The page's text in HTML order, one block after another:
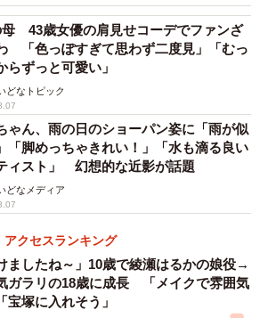
ル
年6月26日生まれ。東京都出身。蟹
続ドラマ初出演となったドラマ
一人に抜擢。「鎌倉殿の13人」(2022
月主演ドラマ「さらば、佳き日」
に。アパレルブランド「ForWe」の
ーという一面も。2024年は映画「身
公開)など待機作が多数控えていま
母 43歳女優の肩見せコーデでファンざ
「色っぽすぎて思わず二度見」「むっ
らずっと可愛い」
どなトピック
ゃん、雨の日のショーパン姿に「雨が似
「脚めっちゃきれい！」「水も滴る良い
ィスト」 幻想的な近影が話題
どなメディア
アクセスランキング
ましたね～」10歳で綾瀬はるかの娘役→
ガラリの18歳に成長 「メイクで雰囲気
宝塚に入れそう」